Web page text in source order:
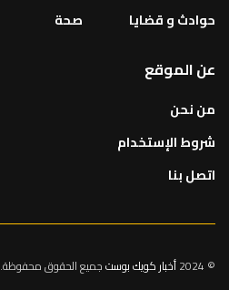
حوادث و قضايا
صحة
عن الموقع
من نحن
شروط الإستخدام
اتصل بنا
© 2024 أخبار كويك بوستجميع الحقوق محفوظة.